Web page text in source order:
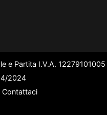
e Partita I.V.A. 12279101005
2024
Contattaci